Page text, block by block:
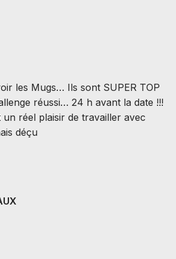
les Mugs… Ils sont SUPER TOP
réussi… 24 h avant la date !!!
un réel plaisir de travailler avec
déçu